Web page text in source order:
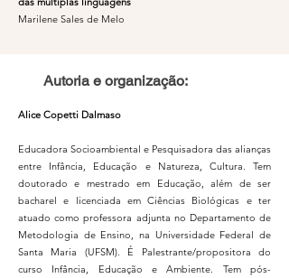
Marilene Sales de Melo
Autoria e organização:
Alice Copetti Dalmaso
Educadora Socioambiental e Pesquisadora das alianças
entre Infância, Educação e Natureza, Cultura. Tem
doutorado e mestrado em Educação, além de ser
bacharel e licenciada em Ciências Biológicas e ter
atuado como professora adjunta no Departamento de
Metodologia de Ensino, na Universidade Federal de
Santa Maria (UFSM). É Palestrante/propositora do
curso Infância, Educação e Ambiente. Tem pós-